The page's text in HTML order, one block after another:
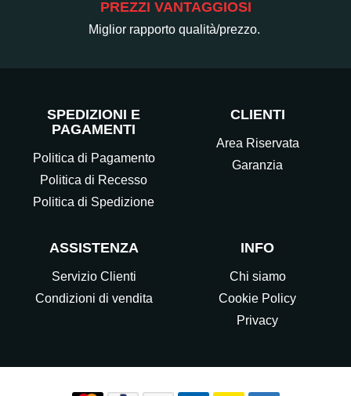
PREZZI VANTAGGIOSI
Miglior rapporto qualità/prezzo.
SPEDIZIONI E
PAGAMENTI
Politica di Pagamento
Politica di Recesso
Politica di Spedizione
CLIENTI
Area Riservata
Garanzia
ASSISTENZA
Servizio Clienti
Condizioni di vendita
INFO
Chi siamo
Cookie Policy
Privacy